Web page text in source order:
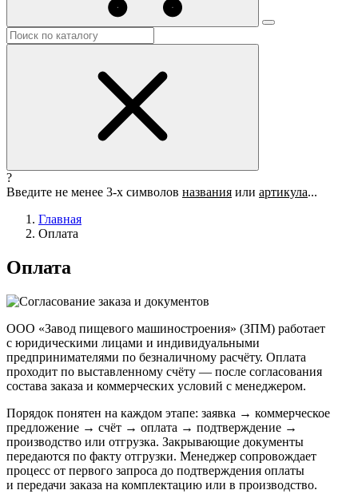
?
Введите не менее 3-х символов названия или артикула...
Главная
Оплата
Оплата
ООО «Завод пищевого машиностроения» (ЗПМ) работает
с юридическими лицами и индивидуальными
предпринимателями по безналичному расчёту. Оплата
проходит по выставленному счёту — после согласования
состава заказа и коммерческих условий с менеджером.
Порядок понятен на каждом этапе: заявка → коммерческое
предложение → счёт → оплата → подтверждение →
производство или отгрузка. Закрывающие документы
передаются по факту отгрузки. Менеджер сопровождает
процесс от первого запроса до подтверждения оплаты
и передачи заказа на комплектацию или в производство.